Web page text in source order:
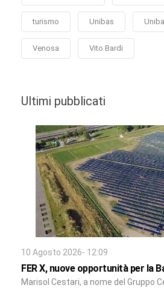
turismo Unibas
Venosa Vito Bardi
Ultimi pubblicati
10 Agosto 2026- 12:09
FER X, nuove opportunità per la
Marisol Cestari, a nome del Gruppo